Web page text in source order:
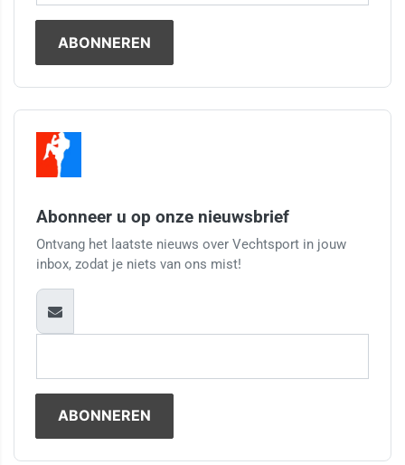
Abonneer u op onze nieuwsbrief
Ontvang het laatste nieuws over Vechtsport in jouw
inbox, zodat je niets van ons mist!